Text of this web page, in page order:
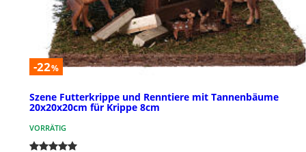
-22%
Szene Futterkrippe und Renntiere mit Tannenbäume
20x20x20cm für Krippe 8cm
VORRÄTIG